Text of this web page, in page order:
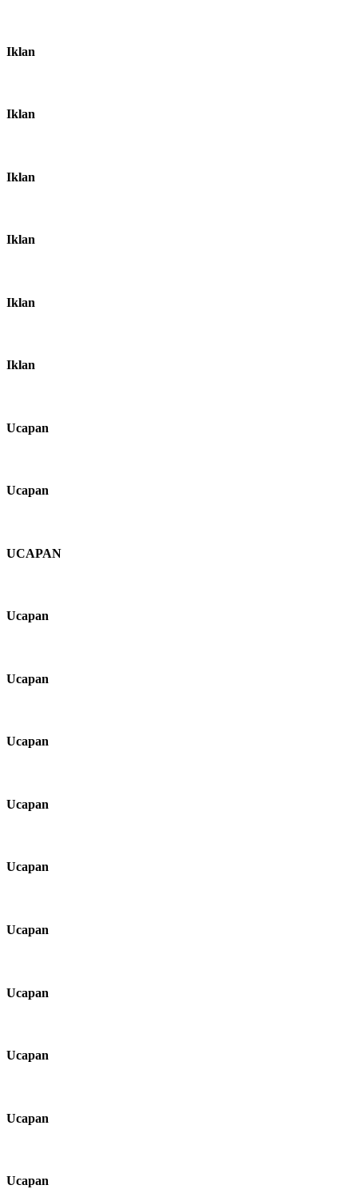
Iklan
Iklan
Iklan
Iklan
Iklan
Iklan
Ucapan
Ucapan
UCAPAN
Ucapan
Ucapan
Ucapan
Ucapan
Ucapan
Ucapan
Ucapan
Ucapan
Ucapan
Ucapan